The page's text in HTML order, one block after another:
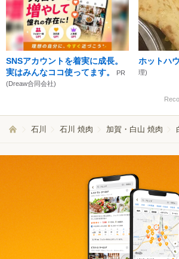
SNSアカウントを着実に成長。
実はみんなココ使ってます。
PR
(Dreaw合同会社)
ホットハ
理)
石川 石川 焼肉 加賀・白山 焼肉